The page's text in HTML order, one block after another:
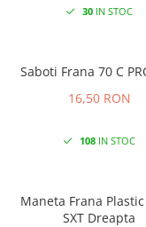
30IN STOC
Saboti Frana 70 C
16,50 RON
108IN STOC
Maneta Frana
SXT Dreapta